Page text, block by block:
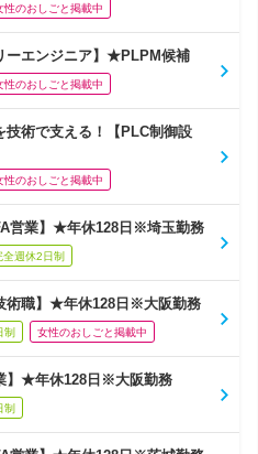
性のおしごと掲載中
ーエンジニア】★PLPM候補
性のおしごと掲載中
技術で支える！【PLC制御設
性のおしごと掲載中
営業】★年休128日※埼玉勤務
全週休2日制
術職】★年休128日※大阪勤務
制 女性のおしごと掲載中
】★年休128日※大阪勤務
制